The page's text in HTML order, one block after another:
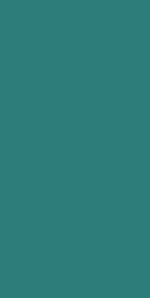
Não inclua seu
da rua) por
pessoais como
a menos que
Não use